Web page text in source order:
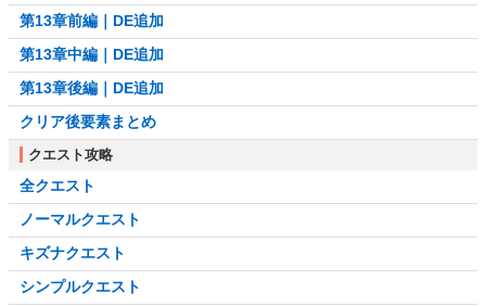
第13章前編｜DE追加
第13章中編｜DE追加
第13章後編｜DE追加
クリア後要素まとめ
クエスト攻略
全クエスト
ノーマルクエスト
キズナクエスト
シンプルクエスト